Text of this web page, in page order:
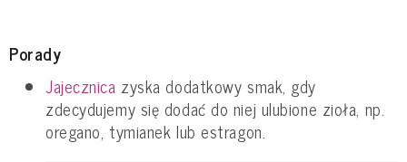
Porady
Jajecznica zyska dodatkowy smak, gdy
zdecydujemy się dodać do niej ulubione zioła, np.
oregano, tymianek lub estragon.